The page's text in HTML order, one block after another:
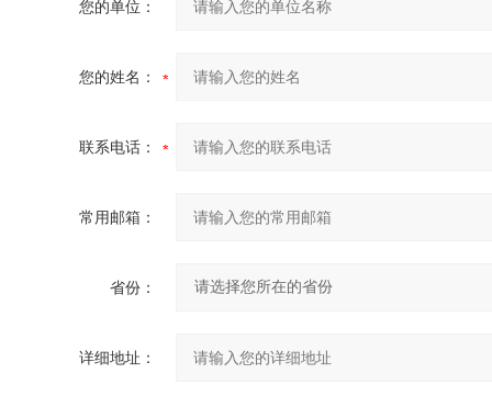
您的单位：
您的姓名：
联系电话：
常用邮箱：
省份：
详细地址：